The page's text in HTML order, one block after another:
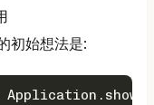
初始想法是:
Application .show